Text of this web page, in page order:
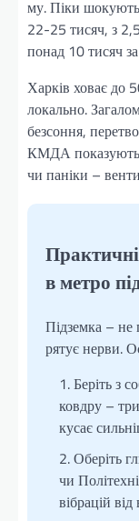
му. Піки
22-25 тисяч, з
понад 10 тисяч
Харків ховає до
локально.
безсоння,
КМДА показують:
чи паніки –
в метро
Підземка – не
рятує нерви.
Беріть з
ковдру –
кусає
Оберіть
чи
вібрацій від